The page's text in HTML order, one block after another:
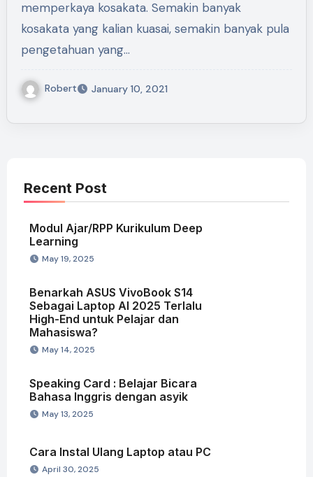
memperkaya kosakata. Semakin banyak
kosakata yang kalian kuasai, semakin banyak pula
pengetahuan yang…
Robert January 10, 2021
Recent Post
Modul Ajar/RPP Kurikulum Deep
Learning
May 19, 2025
Benarkah ASUS VivoBook S14
Sebagai Laptop AI 2025 Terlalu
High-End untuk Pelajar dan
Mahasiswa?
May 14, 2025
Speaking Card : Belajar Bicara
Bahasa Inggris dengan asyik
May 13, 2025
Cara Instal Ulang Laptop atau PC
April 30, 2025